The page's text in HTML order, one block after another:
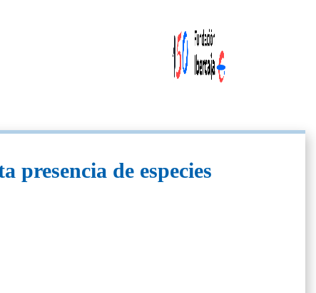
presencia de especies